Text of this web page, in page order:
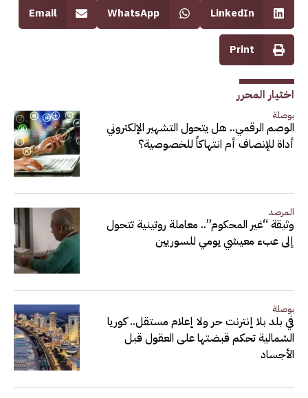
LinkedIn
WhatsApp
Email
Print
اختيار المحرر
بوصلة
الوصم الرقمي.. هل يتحول التشهير الإلكتروني
أداة للإنصاف أم انتهاكاً للخصوصية؟
المرصد
وثيقة “غير المحكوم”.. معاملة روتينية تتحول
إلى عبء معيشي يومي للسوريين
بوصلة
في بلد بلا إنترنت حر ولا إعلام مستقل.. كوريا
الشمالية تحكم قبضتها على العقول قبل
الأجساد